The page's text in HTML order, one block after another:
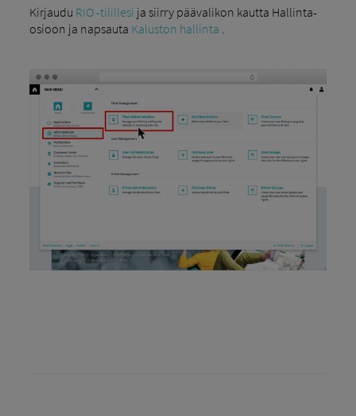
Kirjaudu RIO -tilillesi ja siirry päävalikon kautta Hallinta-
osioon ja napsauta Kaluston hallinta